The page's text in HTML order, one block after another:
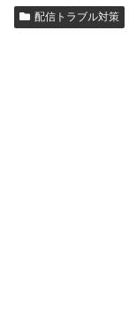
配信トラブル対策